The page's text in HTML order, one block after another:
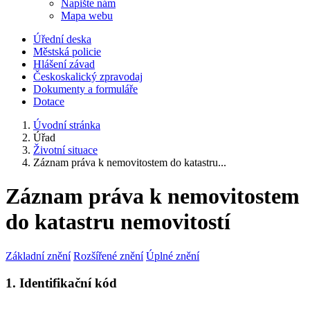
Napište nám
Mapa webu
Úřední deska
Městská policie
Hlášení závad
Českoskalický zpravodaj
Dokumenty a formuláře
Dotace
Úvodní stránka
Úřad
Životní situace
Záznam práva k nemovitostem do katastru...
Záznam práva k nemovitostem
do katastru nemovitostí
Základní znění Rozšířené znění Úplné znění
1. Identifikační kód